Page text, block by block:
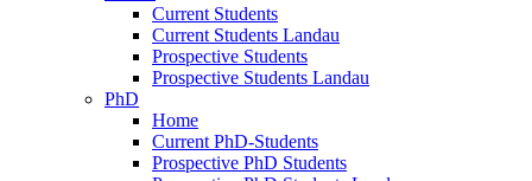
Current Students
Current Students Landau
Prospective Students
Prospective Students Landau
PhD
Home
Current PhD-Students
Prospective PhD Students